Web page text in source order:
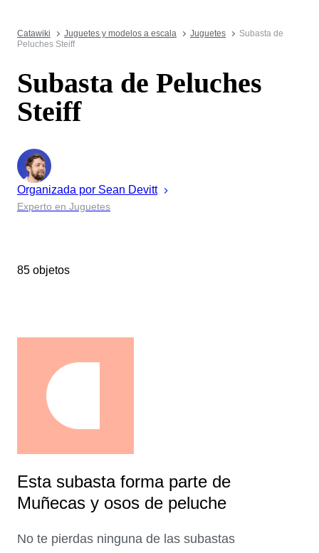
Catawiki Juguetes y modelos a escala Juguetes
Subasta de
Peluches Steiff
Subasta de Peluches
Steiff
Organizada por Sean Devitt
Experto en Juguetes
85 objetos
Esta subasta forma parte de
Muñecas y osos de peluche
No te pierdas ninguna de las subastas